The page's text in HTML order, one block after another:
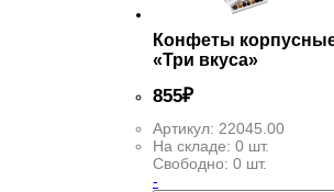
Конфеты
«Три вкуса»
855₽
Артикул: 22045.00
На складе: 0 шт.
Свободно: 0 шт.
-